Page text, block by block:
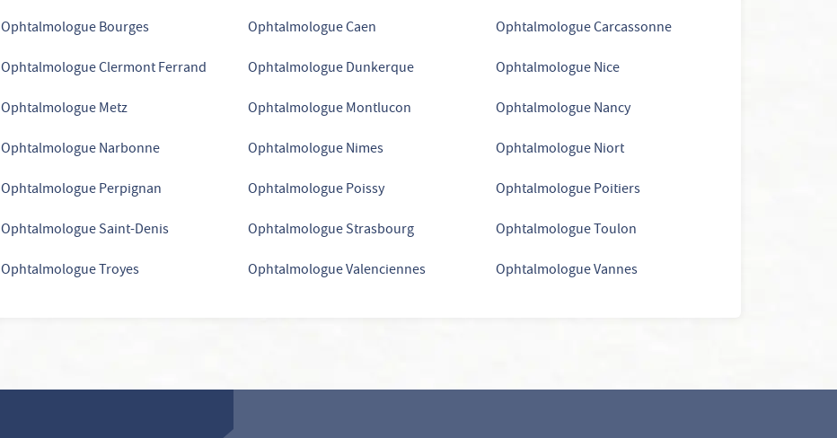
Ophtalmologue Bourges Ophtalmologue Caen
Ophtalmologue Carcassonne
Ophtalmologue Clermont Ferrand Ophtalmologue Dunkerque
Ophtalmologue Nice
Ophtalmologue Metz Ophtalmologue Montlucon
Ophtalmologue Nancy
Ophtalmologue Narbonne Ophtalmologue Nimes
Ophtalmologue Niort
Ophtalmologue Perpignan Ophtalmologue Poissy
Ophtalmologue Poitiers
Ophtalmologue Saint-Denis Ophtalmologue Strasbourg
Ophtalmologue Toulon
Ophtalmologue Troyes Ophtalmologue Valenciennes Ophtalmologue Vannes